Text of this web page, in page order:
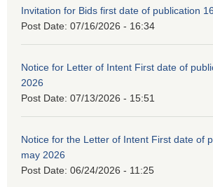
Invitation for Bids first date of publication
Post Date: 07/16/2026 - 16:34
Notice for Letter of Intent First date of
2026
Post Date: 07/13/2026 - 15:51
Notice for the Letter of Intent First date of
may 2026
Post Date: 06/24/2026 - 11:25